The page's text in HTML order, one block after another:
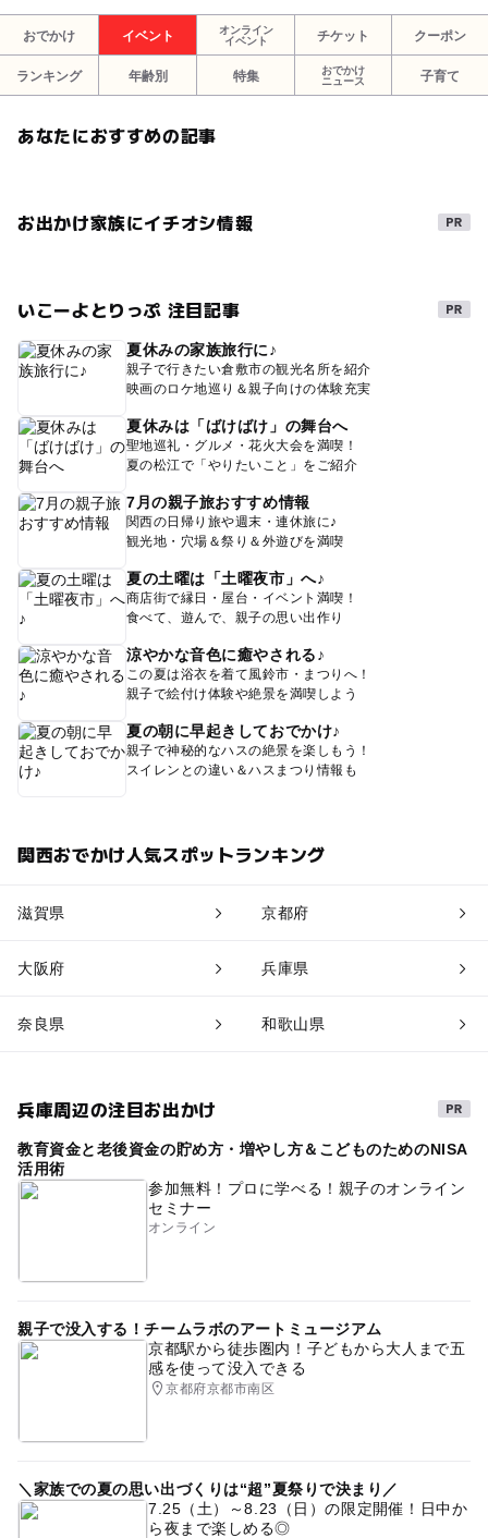
おでかけ イベント
オンライン
イベント
チケット クーポン
ランキング 年齢別 特集
おでかけ
ニュース
子育て
あなたにおすすめの記事
お出かけ家族にイチオシ情報
いこーよとりっぷ 注目記事
夏休みの家族旅行に♪
親子で行きたい倉敷市の観光名所を紹介
映画のロケ地巡り＆親子向けの体験充実
夏休みは「ばけばけ」の舞台へ
聖地巡礼・グルメ・花火大会を満喫！
夏の松江で「やりたいこと」をご紹介
7月の親子旅おすすめ情報
関西の日帰り旅や週末・連休旅に♪
観光地・穴場＆祭り＆外遊びを満喫
夏の土曜は「土曜夜市」へ♪
商店街で縁日・屋台・イベント満喫！
食べて、遊んで、親子の思い出作り
涼やかな音色に癒やされる♪
この夏は浴衣を着て風鈴市・まつりへ！
親子で絵付け体験や絶景を満喫しよう
夏の朝に早起きしておでかけ♪
親子で神秘的なハスの絶景を楽しもう！
スイレンとの違い＆ハスまつり情報も
関西おでかけ人気スポットランキング
滋賀県 京都府
大阪府 兵庫県
奈良県 和歌山県
兵庫周辺の注目お出かけ
教育資金と老後資金の貯め方・増やし方＆こどものためのNISA
活用術
参加無料！プロに学べる！親子のオンライン
セミナー
オンライン
親子で没入する！チームラボのアートミュージアム
京都駅から徒歩圏内！子どもから大人まで五
感を使って没入できる
京都府京都市南区
＼家族での夏の思い出づくりは“超”夏祭りで決まり／
7.25（土）～8.23（日）の限定開催！日中か
ら夜まで楽しめる◎